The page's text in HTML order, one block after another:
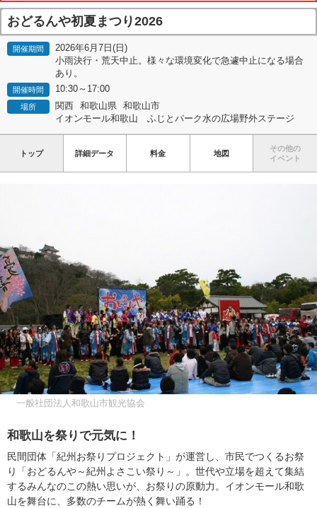
おどるんや初夏まつり2026
開催期間
2026年6月7日(日)
小雨決行・荒天中止。様々な環境変化で急遽中止になる場合
あり。
開催時間 10:30～17:00
場所 関西 和歌山県 和歌山市
イオンモール和歌山 ふじとパーク水の広場野外ステージ
トップ 詳細データ 料金 地図
その他の
イベント
一般社団法人和歌山市観光協会
和歌山を祭りで元気に！
民間団体「紀州お祭りプロジェクト」が運営し、市民でつくるお祭
り「おどるんや～紀州よさこい祭り～」。世代や立場を超えて集結
するみんなのこの熱い思いが、お祭りの原動力。イオンモール和歌
山を舞台に、多数のチームが熱く舞い踊る！